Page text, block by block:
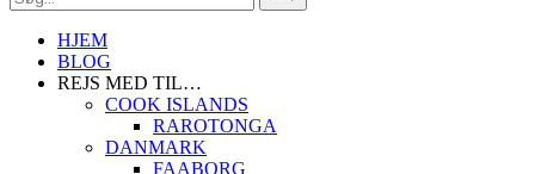
HJEM
BLOG
REJS MED TIL…
COOK ISLANDS
RAROTONGA
DANMARK
FAABORG